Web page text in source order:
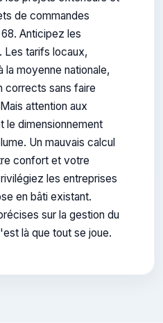
de commandes
Anticipez les
Les tarifs locaux,
la moyenne nationale,
corrects sans faire
attention aux
le dimensionnement
Un mauvais calcul
confort et votre
les entreprises
en bâti existant.
sur la gestion du
là que tout se joue.